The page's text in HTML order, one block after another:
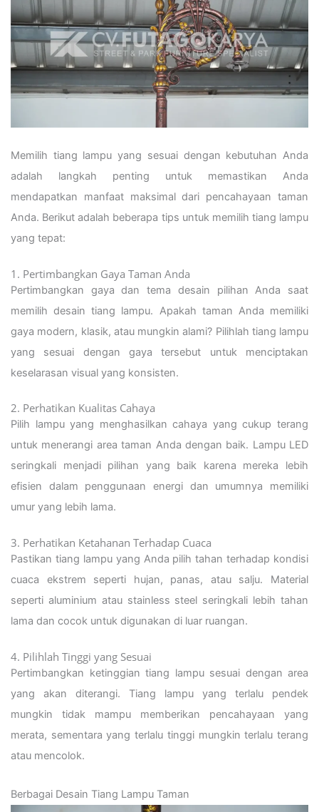
Memilih tiang lampu yang sesuai dengan kebutuhan Anda
adalah langkah penting untuk memastikan Anda
mendapatkan manfaat maksimal dari pencahayaan taman
Anda. Berikut adalah beberapa tips untuk memilih tiang lampu
yang tepat:
1. Pertimbangkan Gaya Taman Anda
Pertimbangkan gaya dan tema desain pilihan Anda saat
memilih desain tiang lampu. Apakah taman Anda memiliki
gaya modern, klasik, atau mungkin alami? Pilihlah tiang lampu
yang sesuai dengan gaya tersebut untuk menciptakan
keselarasan visual yang konsisten.
2. Perhatikan Kualitas Cahaya
Pilih lampu yang menghasilkan cahaya yang cukup terang
untuk menerangi area taman Anda dengan baik. Lampu LED
seringkali menjadi pilihan yang baik karena mereka lebih
efisien dalam penggunaan energi dan umumnya memiliki
umur yang lebih lama.
3. Perhatikan Ketahanan Terhadap Cuaca
Pastikan tiang lampu yang Anda pilih tahan terhadap kondisi
cuaca ekstrem seperti hujan, panas, atau salju. Material
seperti aluminium atau stainless steel seringkali lebih tahan
lama dan cocok untuk digunakan di luar ruangan.
4. Pilihlah Tinggi yang Sesuai
Pertimbangkan ketinggian tiang lampu sesuai dengan area
yang akan diterangi. Tiang lampu yang terlalu pendek
mungkin tidak mampu memberikan pencahayaan yang
merata, sementara yang terlalu tinggi mungkin terlalu terang
atau mencolok.
Berbagai Desain Tiang Lampu Taman